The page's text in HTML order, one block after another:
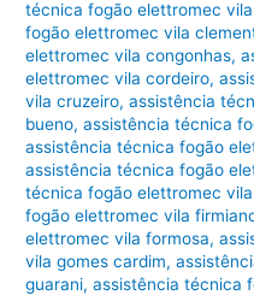
técnica fogão elettromec
fogão elettromec vila
elettromec vila congonhas,
elettromec vila cordeiro,
vila cruzeiro,assistência
bueno,assistência técnica
assistência técnica fogão
assistência técnica fogão
técnica fogão elettromec
fogão elettromec vila
elettromec vila formosa,
vila gomes cardim,
guarani,assistência técnica